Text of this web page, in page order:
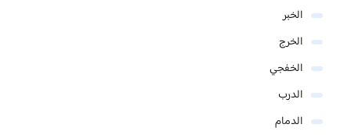
الخبر
الخرج
الخفجي
الدرب
الدمام